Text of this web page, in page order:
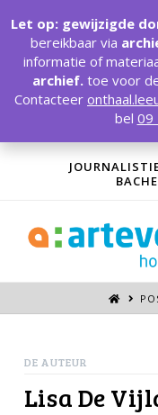
DE AUTEUR
Lisa De
Let op: gewijzigde
bereikbaar via
informatie of
archief. toe voor
Contacteer
bel 09